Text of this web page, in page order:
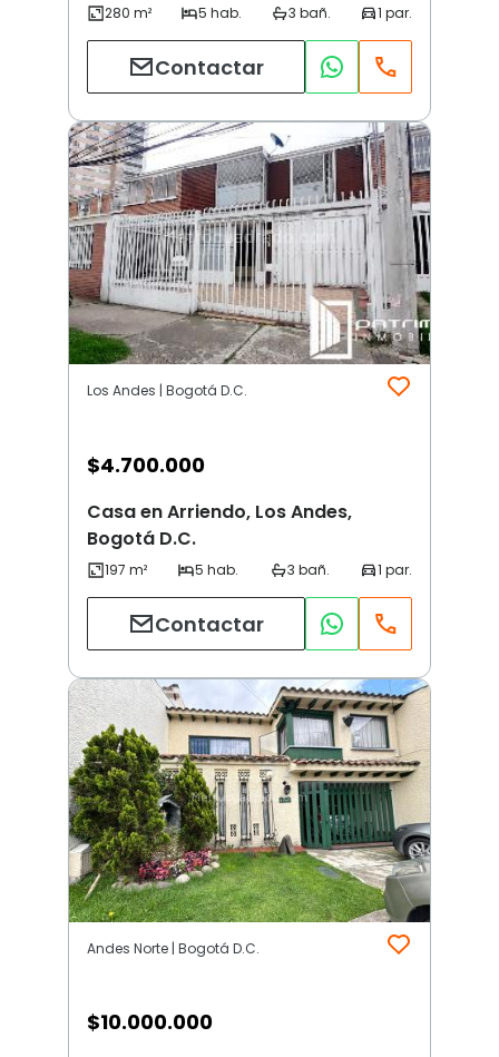
Contactar
Los Andes | Bogotá D.C.
$4.700.000
Casa en Arriendo, Los Andes,
Bogotá D.C.
Contactar
Andes Norte | Bogotá D.C.
$10.000.000